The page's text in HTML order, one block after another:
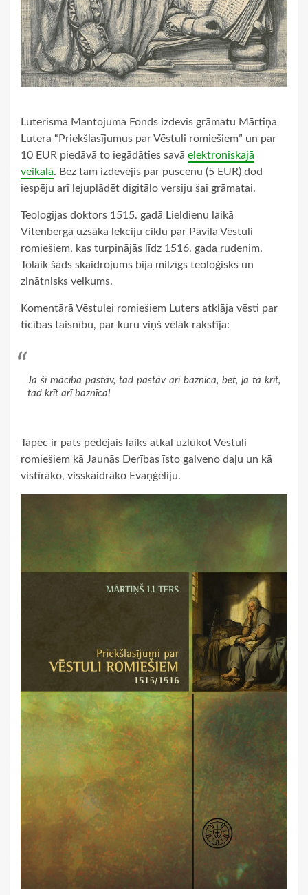
Luterisma Mantojuma Fonds izdevis grāmatu Mārtiņa
Lutera “Priekšlasījumus par Vēstuli romiešiem” un par
10 EUR piedāvā to iegādāties savā elektroniskajā
veikalā. Bez tam izdevējis par puscenu (5 EUR) dod
iespēju arī lejuplādēt digitālo versiju šai grāmatai.
Teoloģijas doktors 1515. gadā Lieldienu laikā
Vitenbergā uzsāka lekciju ciklu par Pāvila Vēstuli
romiešiem, kas turpinājās līdz 1516. gada rudenim.
Tolaik šāds skaidrojums bija milzīgs teoloģisks un
zinātnisks veikums.
Komentārā Vēstulei romiešiem Luters atklāja vēsti par
ticības taisnību, par kuru viņš vēlāk rakstīja:
Ja šī mācība pastāv, tad pastāv arī baznīca, bet, ja tā krīt,
tad krīt arī baznīca!
Tāpēc ir pats pēdējais laiks atkal uzlūkot Vēstuli
romiešiem kā Jaunās Derības īsto galveno daļu un kā
vistīrāko, visskaidrāko Evaņģēliju.